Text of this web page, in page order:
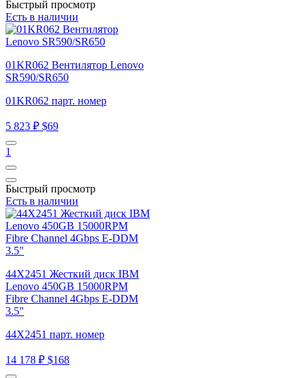
Быстрый просмотр
Есть в наличии
01KR062 Вентилятор Lenovo
SR590/SR650
01KR062 парт. номер
5 823 ₽ $69
1
Быстрый просмотр
Есть в наличии
44X2451 Жесткий диск IBM
Lenovo 450GB 15000RPM
Fibre Channel 4Gbps E-DDM
3.5"
44X2451 парт. номер
14 178 ₽ $168